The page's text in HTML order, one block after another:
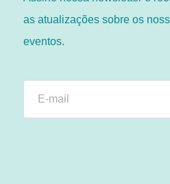
as atualizações sobre os
eventos.